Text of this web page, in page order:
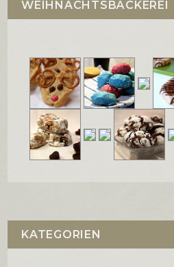
WEIHNACHTSBÄCKEREI
KATEGORIEN